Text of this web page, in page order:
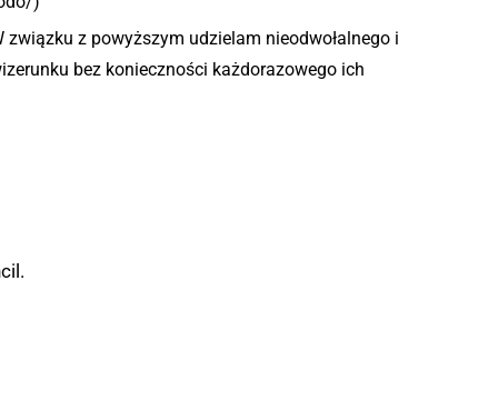
z powyższym udzielam nieodwołalnego i
bez konieczności każdorazowego ich